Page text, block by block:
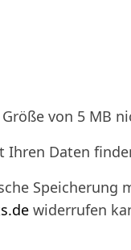
von 5 MB
Daten
Speicherung
widerrufen